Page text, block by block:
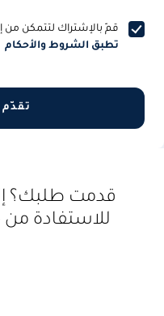
قمّ بالإشتراك لتتمكن
تطبق الشروط والأحكام
تقدّم
قدمت طلبك؟
للاستفادة من